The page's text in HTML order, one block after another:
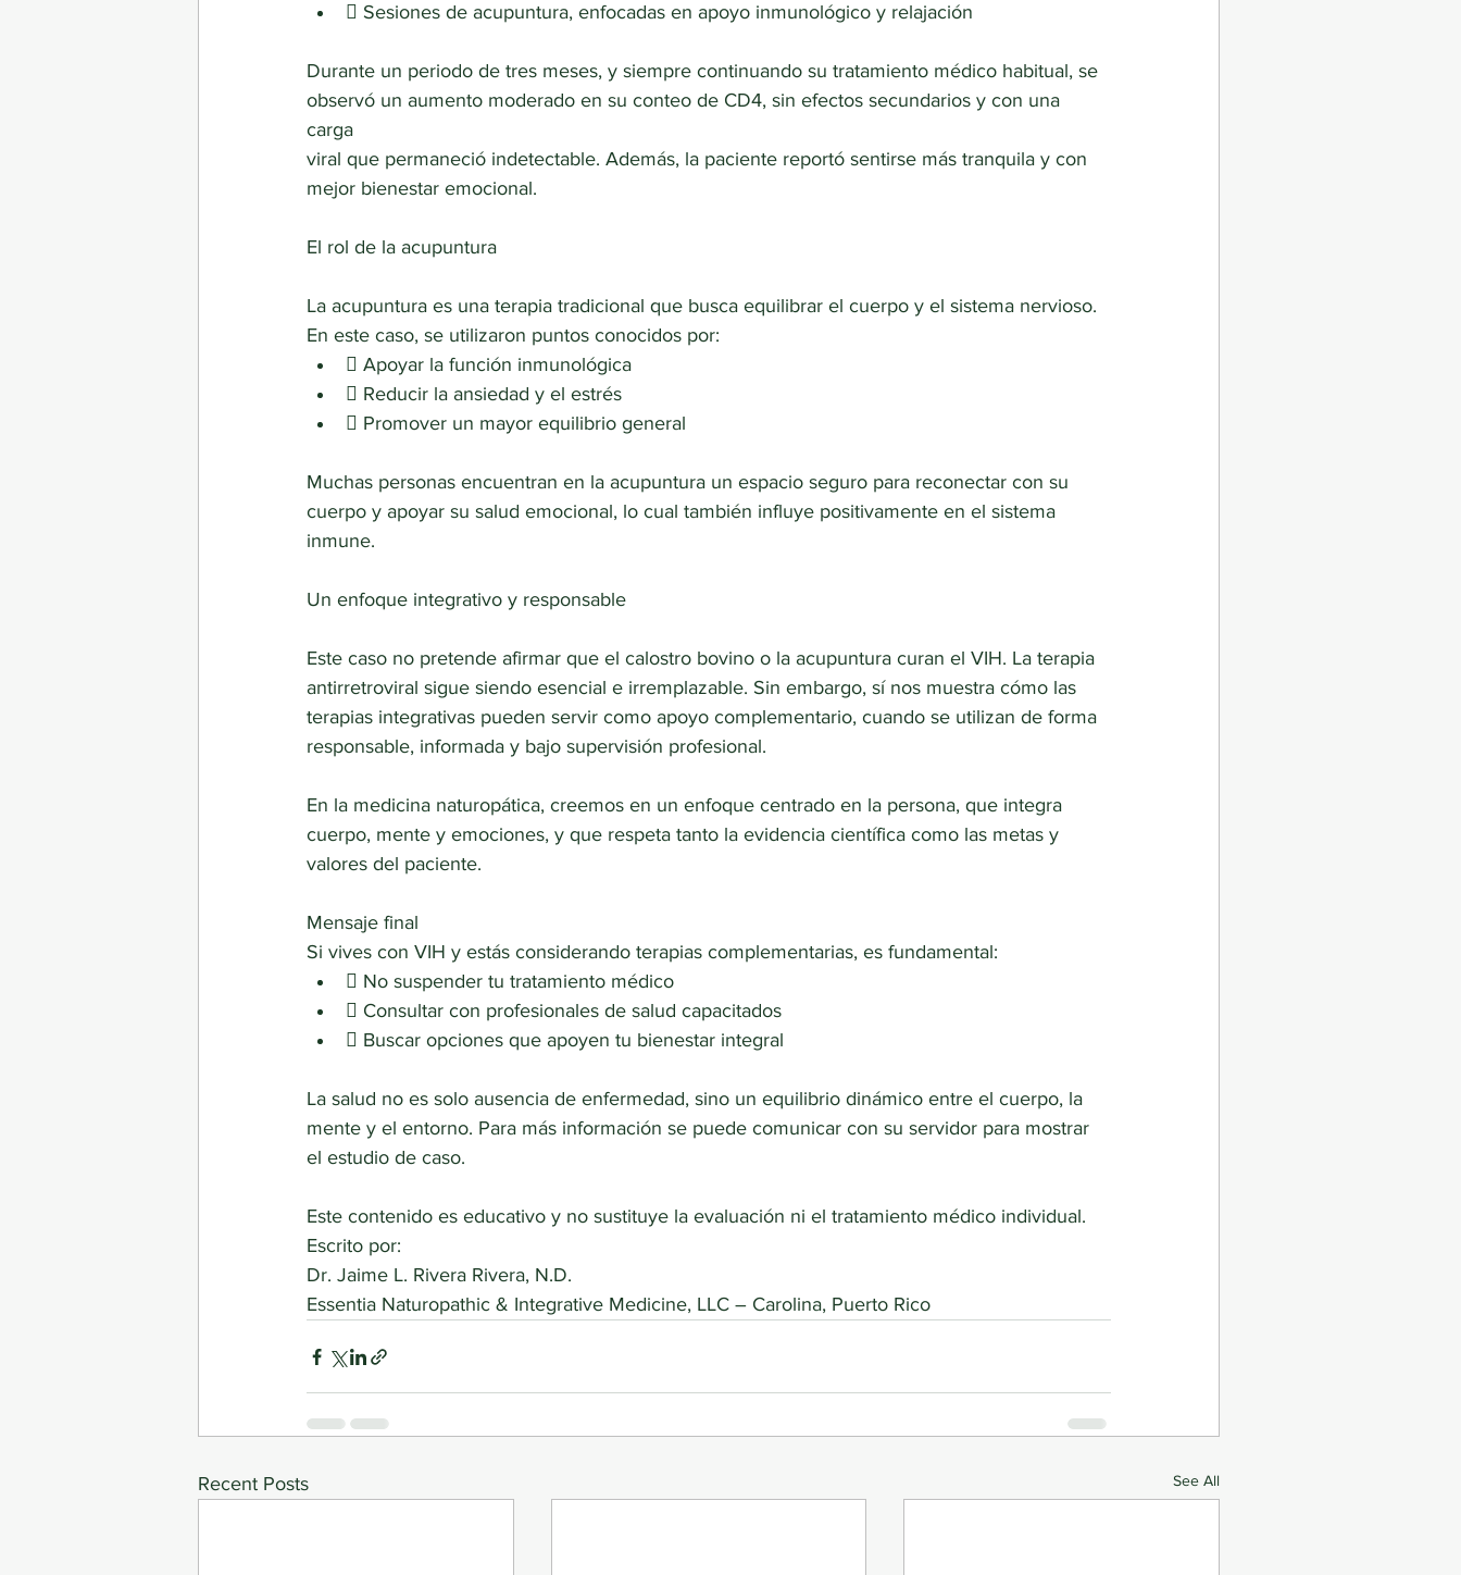
 Sesiones de acupuntura, enfocadas en apoyo inmunológico y relajación
Durante un periodo de tres meses, y siempre continuando su tratamiento médico habitual, se
observó un aumento moderado en su conteo de CD4, sin efectos secundarios y con una
carga
viral que permaneció indetectable. Además, la paciente reportó sentirse más tranquila y con
mejor bienestar emocional.
El rol de la acupuntura
La acupuntura es una terapia tradicional que busca equilibrar el cuerpo y el sistema nervioso.
En este caso, se utilizaron puntos conocidos por:
 Apoyar la función inmunológica
 Reducir la ansiedad y el estrés
 Promover un mayor equilibrio general
Muchas personas encuentran en la acupuntura un espacio seguro para reconectar con su
cuerpo y apoyar su salud emocional, lo cual también influye positivamente en el sistema
inmune.
Un enfoque integrativo y responsable
Este caso no pretende afirmar que el calostro bovino o la acupuntura curan el VIH. La terapia
antirretroviral sigue siendo esencial e irremplazable. Sin embargo, sí nos muestra cómo las
terapias integrativas pueden servir como apoyo complementario, cuando se utilizan de forma
responsable, informada y bajo supervisión profesional.
En la medicina naturopática, creemos en un enfoque centrado en la persona, que integra
cuerpo, mente y emociones, y que respeta tanto la evidencia científica como las metas y
valores del paciente.
Mensaje final
Si vives con VIH y estás considerando terapias complementarias, es fundamental:
 No suspender tu tratamiento médico
 Consultar con profesionales de salud capacitados
 Buscar opciones que apoyen tu bienestar integral
La salud no es solo ausencia de enfermedad, sino un equilibrio dinámico entre el cuerpo, la
mente y el entorno. Para más información se puede comunicar con su servidor para mostrar
el estudio de caso.
Este contenido es educativo y no sustituye la evaluación ni el tratamiento médico individual.
Escrito por:
Dr. Jaime L. Rivera Rivera, N.D.
Essentia Naturopathic & Integrative Medicine, LLC – Carolina, Puerto Rico
Recent Posts See All